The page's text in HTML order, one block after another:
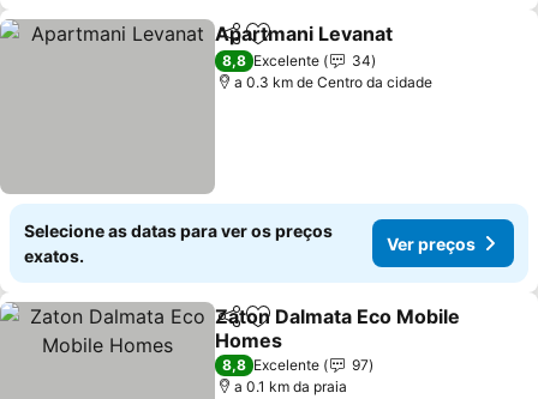
PartilharAdicionar aos favoritos
Apartmani Levanat
8,8 Excelente
34
a 0.3 km de Centro da cidade
Selecione as datas para ver os preços
exatos.
Ver preços
PartilharAdicionar aos favoritos
Zaton Dalmata Eco Mobile
Homes
8,8 Excelente
97
a 0.1 km da praia